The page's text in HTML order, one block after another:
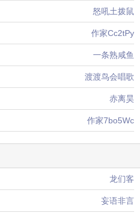
怒吼土拨鼠
作家Cc2tPy
一条熟咸鱼
渡渡鸟会唱歌
赤离昊
作家7bo5Wc
龙们客
妄语非言